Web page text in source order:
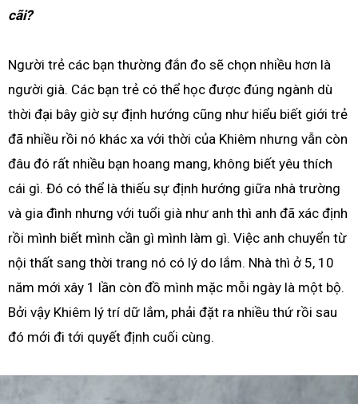
cãi?
Người trẻ các bạn thường đắn đo sẽ chọn nhiều hơn là
người già. Các bạn trẻ có thể học được đúng ngành dù
thời đại bây giờ sự định hướng cũng như hiểu biết giới trẻ
đã nhiều rồi nó khác xa với thời của Khiêm nhưng vẫn còn
đâu đó rất nhiều bạn hoang mang, không biết yêu thích
cái gì. Đó có thể là thiếu sự định hướng giữa nhà trường
và gia đình nhưng với tuổi già như anh thì anh đã xác định
rồi mình biết mình cần gì mình làm gì. Việc anh chuyển từ
nội thất sang thời trang nó có lý do lắm. Nhà thì ở 5, 10
năm mới xây 1 lần còn đồ mình mặc mỗi ngày là một bộ.
Bởi vậy Khiêm lý trí dữ lắm, phải đặt ra nhiều thứ rồi sau
đó mới đi tới quyết định cuối cùng.